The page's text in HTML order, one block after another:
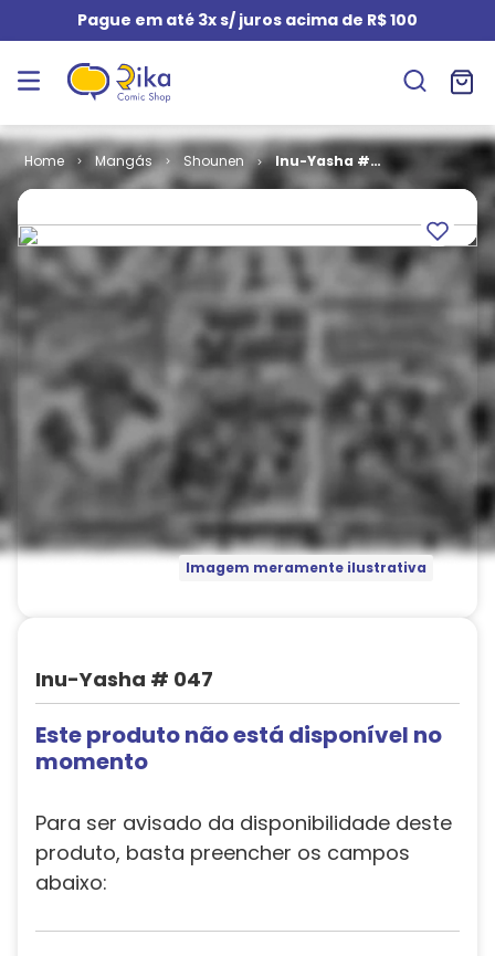
Pague em até 3x s/ juros acima de R$ 100
Mangás Shounen
Inu-Yasha #
Imagem meramente ilustrativa
Inu-Yasha # 047
Este produto não está disponível no
momento
Para ser avisado da disponibilidade deste
produto, basta preencher os campos
abaixo: